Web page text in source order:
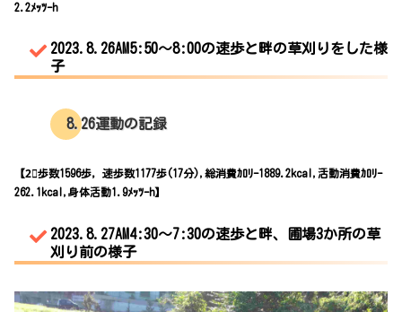
2.2ﾒｯﾂｰh
2023.8.26AM5:50～8:00の速歩と畔の草刈りをした様
子
8.26運動の記録
【2⃣歩数1596歩，速歩数1177歩(17分),総消費ｶﾛﾘｰ1889.2kcal,活動消費ｶﾛﾘｰ
262.1kcal,身体活動1.9ﾒｯﾂｰh】
2023.8.27AM4:30～7:30の速歩と畔、圃場3か所の草
刈り前の様子